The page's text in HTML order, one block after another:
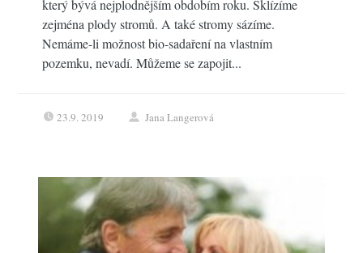
který bývá nejplodnějším obdobím roku. Sklízíme
zejména plody stromů. A také stromy sázíme.
Nemáme-li možnost bio-sadaření na vlastním
pozemku, nevadí. Můžeme se zapojit...
23.9. 2019 Jana Langerová